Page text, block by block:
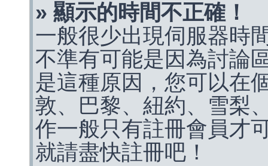
» 顯示的時間不正確！
一般很少出現伺服器時
不準有可能是因為討論
是這種原因，您可以在
敦、巴黎、紐約、雪梨
作一般只有註冊會員才
就請盡快註冊吧！